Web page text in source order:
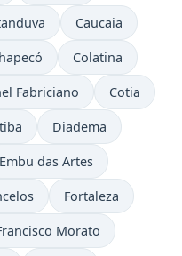
Caucaia
Colatina
Fabriciano Cotia
Diadema
Embu das Artes
Fortaleza
Morato